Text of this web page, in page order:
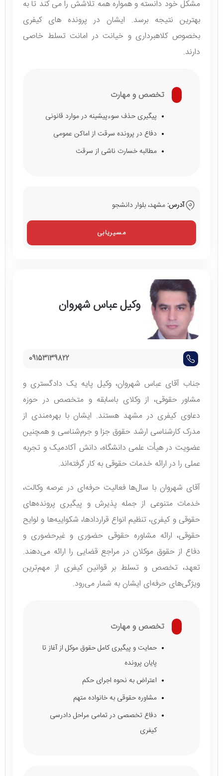
مشکل خود دانسته و همواره همه تلاشش را می کند تا به
بهترین نتیجه‌ برسد. ایشان در پرونده های کیفری
بخصوص کلاهبرداری و خیانت در امانت تسلط خاصی
دارند.
تخصص و مهارت
پیگیری حذف سوءپیشینه در موارد قانونی
دفاع در پرونده سرقت از اماکن عمومی
مطالبه خسارت ناشی از سرقت
آدرس: مشهد، بلوار دانشجو
مسیریابی
وکیل عباس شهروان
09153139822
جناب آقای عباس شهروان، وکیل پایه یک دادگستری و
مشاور حقوقی، از وکلای باسابقه و متخصص در حوزه
دعاوی کیفری در مشهد هستند. ایشان با بهره‌مندی از
مدرک کارشناسی ارشد حقوق جزا و جرم‌شناسی و همچنین
عضویت در هیأت علمی دانشگاه، دانش آکادمیک و تجربه
عملی را در ارائه خدمات حقوقی به کار گرفته‌اند.
آقای شهروان با سال‌ها فعالیت حرفه‌ای در عرصه وکالت،
خدمات متنوعی از جمله پذیرش و پیگیری پرونده‌های
حقوقی و کیفری، تنظیم انواع قراردادها، شکواییه‌ها و لوایح
حقوقی، ارائه مشاوره حقوقی حضوری و غیرحضوری و
دفاع از حقوق موکلان در مراجع قضایی را ارائه می‌دهند.
تعهد، تخصص و تسلط بر قوانین کیفری از مهم‌ترین
ویژگی‌های حرفه‌ای ایشان به شمار می‌رود.
تخصص و مهارت
حمایت و پیگیری کامل حقوق موکل از آغاز تا
پایان پرونده
اعتراض به نحوه اجرای حکم
مشاوره حقوقی به خانواده متهم
دفاع تخصصی در تمامی مراحل دادرسی
کیفری